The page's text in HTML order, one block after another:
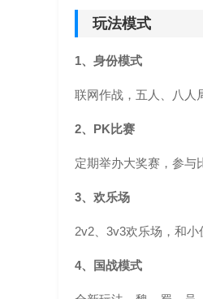
玩法模式
1、身份模式
联网作战，五人、八人
2、PK比赛
定期举办大奖赛，参与
3、欢乐场
2v2、3v3欢乐场，和
4、国战模式